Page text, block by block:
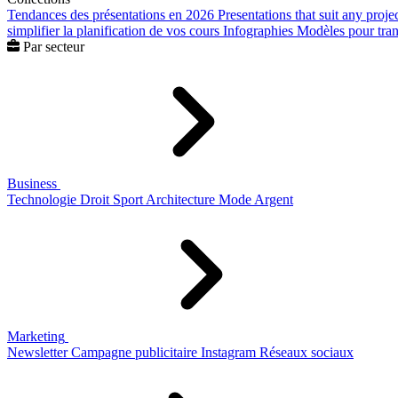
Tendances des présentations en 2026 Presentations that suit any
simplifier la planification de vos cours Infographies Modèles pour
Par secteur
Business
Technologie Droit Sport Architecture Mode Argent
Marketing
Newsletter Campagne publicitaire Instagram Réseaux sociaux